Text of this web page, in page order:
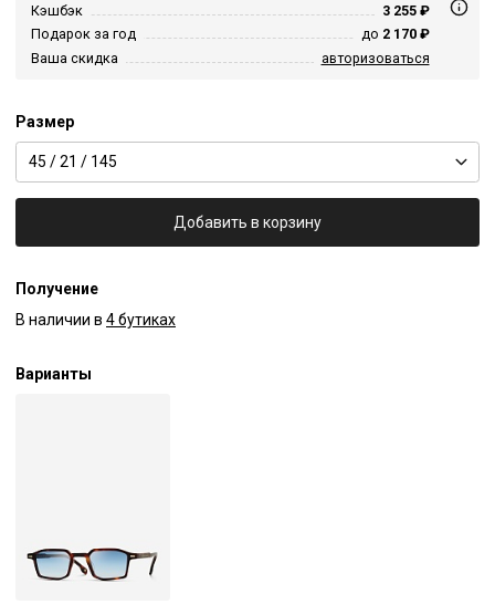
Кэшбэк
3 255 ₽
Подарок за год
до 2 170 ₽
Ваша скидка
авторизоваться
Размер
45 / 21 / 145
Добавить в корзину
Получение
В наличии в 4 бутиках
Варианты